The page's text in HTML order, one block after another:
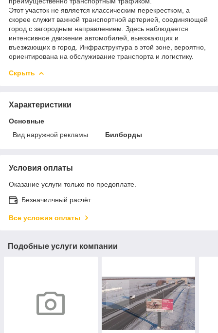
Этот участок не является классическим перекрестком, а
скорее служит важной транспортной артерией, соединяющей
город с загородным направлением. Здесь наблюдается
интенсивное движение автомобилей, выезжающих и
въезжающих в город. Инфраструктура в этой зоне, вероятно,
ориентирована на обслуживание транспорта и логистику.
Скрыть
Характеристики
Основные
Вид наружной рекламы
Билборды
Условия оплаты
Оказание услуги только по предоплате.
Безначилчный расчёт
Все условия оплаты
Подобные услуги компании